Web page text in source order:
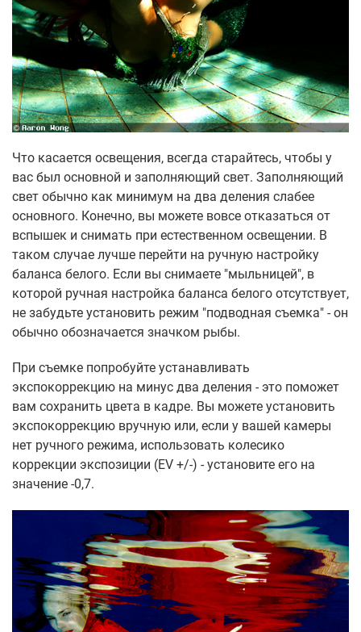
Что касается освещения, всегда старайтесь, чтобы у
вас был основной и заполняющий свет. Заполняющий
свет обычно как минимум на два деления слабее
основного. Конечно, вы можете вовсе отказаться от
вспышек и снимать при естественном освещении. В
таком случае лучше перейти на ручную настройку
баланса белого. Если вы снимаете "мыльницей", в
которой ручная настройка баланса белого отсутствует,
не забудьте установить режим "подводная съемка" - он
обычно обозначается значком рыбы.
При съемке попробуйте устанавливать
экспокоррекцию на минус два деления - это поможет
вам сохранить цвета в кадре. Вы можете установить
экспокоррекцию вручную или, если у вашей камеры
нет ручного режима, использовать колесико
коррекции экспозиции (EV +/-) - установите его на
значение -0,7.